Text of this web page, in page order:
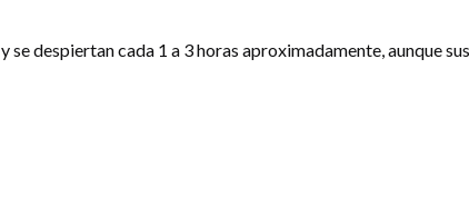
se despiertan cada 1 a 3 horas aproximadamente, aunque